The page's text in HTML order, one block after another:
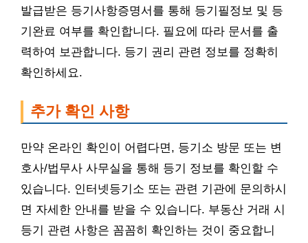
발급받은 등기사항증명서를 통해 등기필정보 및 등
기완료 여부를 확인합니다. 필요에 따라 문서를 출
력하여 보관합니다. 등기 권리 관련 정보를 정확히
확인하세요.
추가 확인 사항
만약 온라인 확인이 어렵다면, 등기소 방문 또는 변
호사/법무사 사무실을 통해 등기 정보를 확인할 수
있습니다. 인터넷등기소 또는 관련 기관에 문의하시
면 자세한 안내를 받을 수 있습니다. 부동산 거래 시
등기 관련 사항은 꼼꼼히 확인하는 것이 중요합니